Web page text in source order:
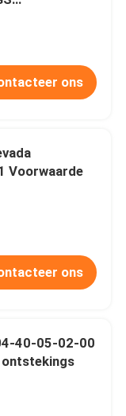
ons
Voorwaarde
ons
40-05-02-00
ontstekings